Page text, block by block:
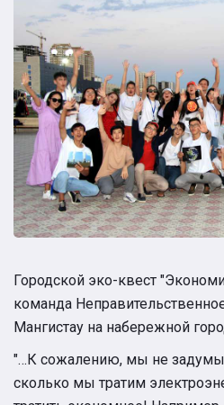
Городской эко-квест
команда
Мангистау на набережной
"…К сожалению, мы не
сколько мы тратим